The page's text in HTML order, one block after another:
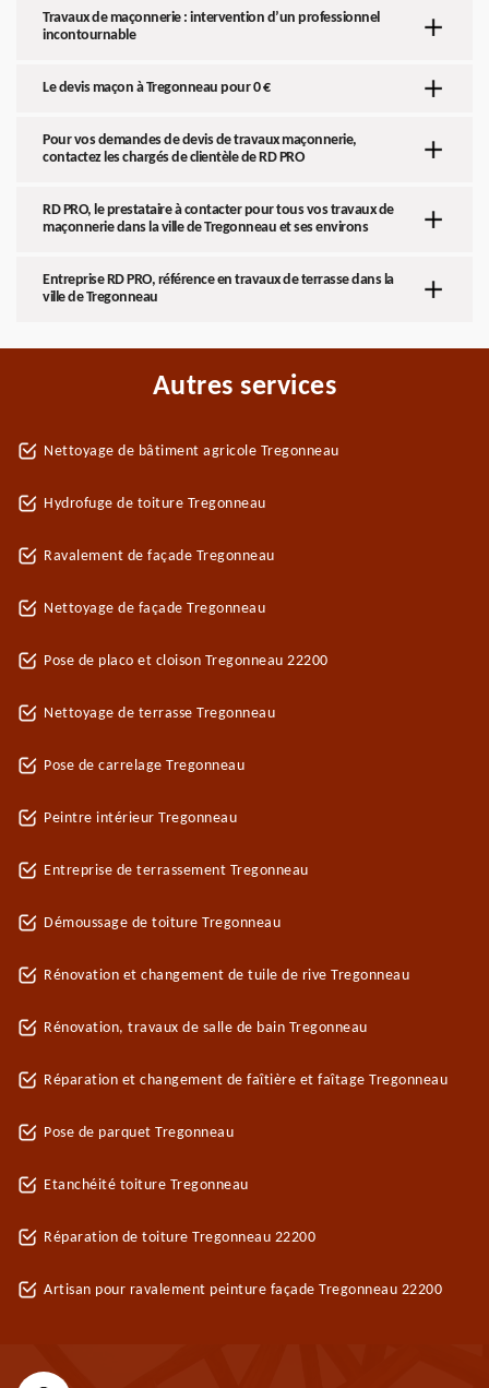
Travaux de maçonnerie : intervention d’un professionnel
incontournable
Le devis maçon à Tregonneau pour 0 €
Pour vos demandes de devis de travaux maçonnerie,
contactez les chargés de clientèle de RD PRO
RD PRO, le prestataire à contacter pour tous vos travaux de
maçonnerie dans la ville de Tregonneau et ses environs
Entreprise RD PRO, référence en travaux de terrasse dans la
ville de Tregonneau
Autres services
Nettoyage de bâtiment agricole Tregonneau
Hydrofuge de toiture Tregonneau
Ravalement de façade Tregonneau
Nettoyage de façade Tregonneau
Pose de placo et cloison Tregonneau 22200
Nettoyage de terrasse Tregonneau
Pose de carrelage Tregonneau
Peintre intérieur Tregonneau
Entreprise de terrassement Tregonneau
Démoussage de toiture Tregonneau
Rénovation et changement de tuile de rive Tregonneau
Rénovation, travaux de salle de bain Tregonneau
Réparation et changement de faîtière et faîtage Tregonneau
Pose de parquet Tregonneau
Etanchéité toiture Tregonneau
Réparation de toiture Tregonneau 22200
Artisan pour ravalement peinture façade Tregonneau 22200